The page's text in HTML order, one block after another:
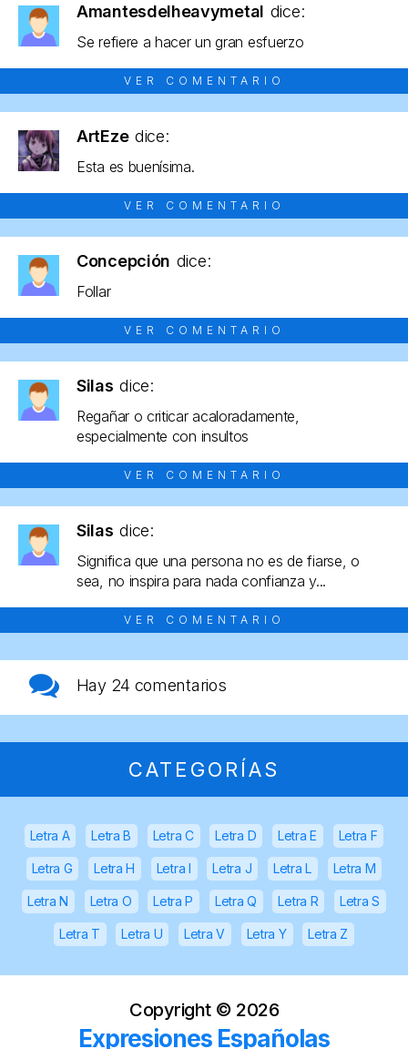
Amantesdelheavymetal dice:
Se refiere a hacer un gran esfuerzo
VER COMENTARIO
ArtEze dice:
Esta es buenísima.
VER COMENTARIO
Concepción dice:
Follar
VER COMENTARIO
Silas dice:
Regañar o criticar acaloradamente,
especialmente con insultos
VER COMENTARIO
Silas dice:
Significa que una persona no es de fiarse, o
sea, no inspira para nada confianza y...
VER COMENTARIO
Hay 24 comentarios
CATEGORÍAS
Letra A Letra B Letra C Letra D Letra E Letra F
Letra G Letra H Letra I Letra J Letra L Letra M
Letra N Letra O Letra P Letra Q Letra R Letra S
Letra T Letra U Letra V Letra Y Letra Z
Copyright © 2026
Expresiones Españolas